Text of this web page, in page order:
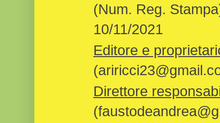
(Num. Reg.
10/11/2021
Editore e
Direttore